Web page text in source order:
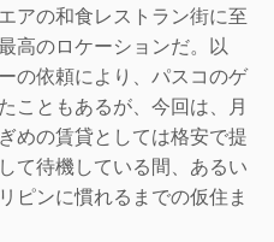
アの和食レストラン街に至
高のロケーションだ。以
の依頼により、パスコのゲ
こともあるが、今回は、月
めの賃貸としては格安で提
て待機している間、あるい
ピンに慣れるまでの仮住ま